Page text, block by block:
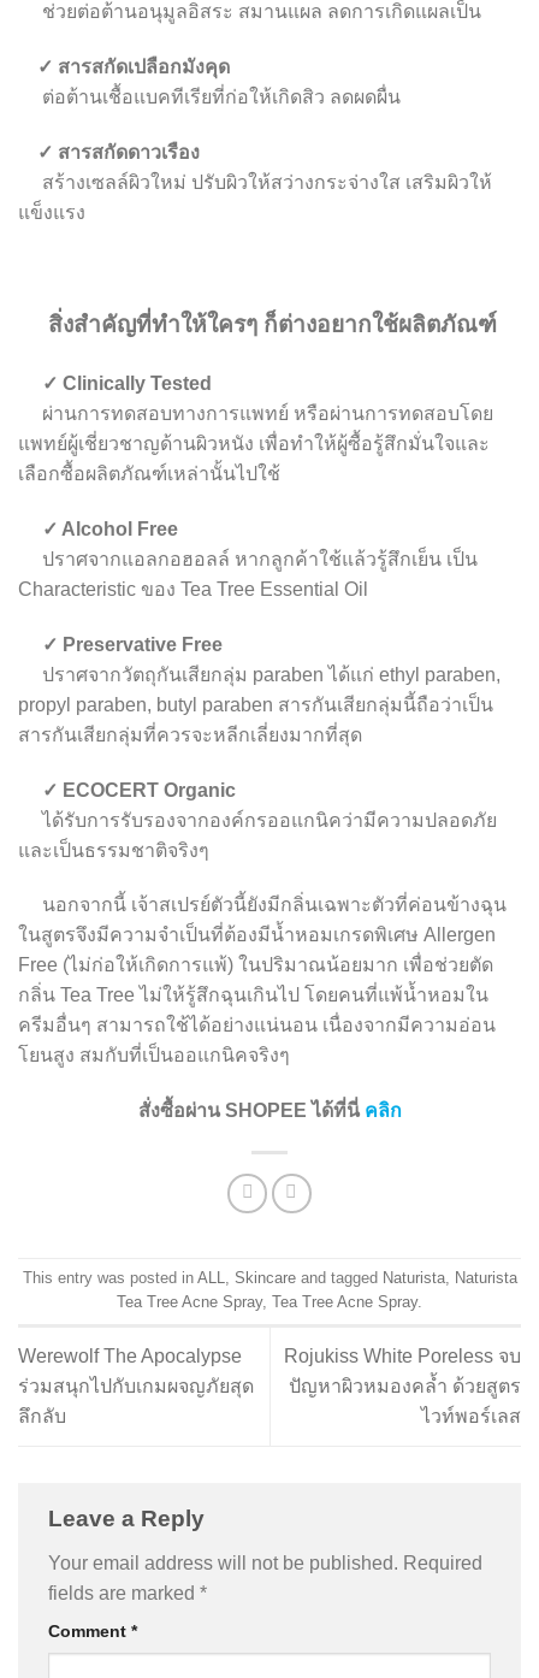
ช่วยต่อต้านอนุมูลอิสระ สมานแผล ลดการเกิดแผลเป็น
✓ สารสกัดเปลือกมังคุด
ต่อต้านเชื้อแบคทีเรียที่ก่อให้เกิดสิว ลดผดผื่น
✓ สารสกัดดาวเรือง
สร้างเซลล์ผิวใหม่ ปรับผิวให้สว่างกระจ่างใส เสริมผิวให้
แข็งแรง
สิ่งสำคัญที่ทำให้ใครๆ ก็ต่างอยากใช้ผลิตภัณฑ์
✓ Clinically Tested
ผ่านการทดสอบทางการแพทย์ หรือผ่านการทดสอบโดย
แพทย์ผู้เชี่ยวชาญด้านผิวหนัง เพื่อทำให้ผู้ซื้อรู้สึกมั่นใจและ
เลือกซื้อผลิตภัณฑ์เหล่านั้นไปใช้
✓ Alcohol Free
ปราศจากแอลกอฮอลล์ หากลูกค้าใช้แล้วรู้สึกเย็น เป็น
Characteristic ของ Tea Tree Essential Oil
✓ Preservative Free
ปราศจากวัตถุกันเสียกลุ่ม paraben ได้แก่ ethyl paraben,
propyl paraben, butyl paraben สาร​กันเสียกลุ่มนี้ถือว่าเป็น
สารกันเสียกลุ่มที่ควรจะหลีกเลี่ยงมากที่สุด
✓ ECOCERT Organic
ได้รับการรับรองจากองค์กรออแกนิคว่ามีความปลอดภัย
และเป็นธรรมชาติจริงๆ
นอกจากนี้ เจ้าสเปรย์ตัวนี้ยังมีกลิ่นเฉพาะตัวที่ค่อนข้างฉุน
ในสูตรจึงมีความจำเป็นที่ต้องมีน้ำหอมเกรดพิเศษ Allergen
Free (ไม่ก่อให้เกิดการแพ้) ในปริมาณน้อยมาก เพื่อช่วยตัด
กลิ่น Tea Tree ไม่ให้รู้สึกฉุนเกินไป โดยคนที่แพ้น้ำหอมใน
ครีมอื่นๆ สามารถใช้ได้อย่างแน่นอน เนื่องจากมีความอ่อน
โยนสูง สมกับที่เป็นออแกนิคจริงๆ
สั่งซื้อผ่าน SHOPEE ได้ที่นี่ คลิก
This entry was posted in ALL, Skincareand tagged Naturista, Naturista
Tea Tree Acne Spray, Tea Tree Acne Spray.
Werewolf The Apocalypse
ร่วมสนุกไปกับเกมผจญภัยสุด
ลึกลับ
Rojukiss White Poreless จบ
ปัญหาผิวหมองคล้ำ ด้วยสูตร
ไวท์พอร์เลส
Leave a Reply
Your email address will not be published. Required
fields are marked *
Comment *